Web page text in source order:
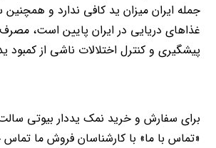
جمله ایران میزان ید کافی ندارد و
غذاهای دریایی در ایران پایین است، مصرف
پیشگیری و کنترل اختلالات ناشی از کمبود
برای سفارش و خرید نمک یددار بیوتی
«تماس با ما» با کارشناسان فروش ما